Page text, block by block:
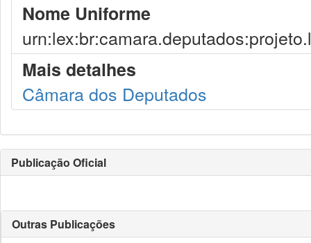
Nome Uniforme
Mais detalhes
Câmara dos Deputados
Publicação Oficial
Outras Publicações